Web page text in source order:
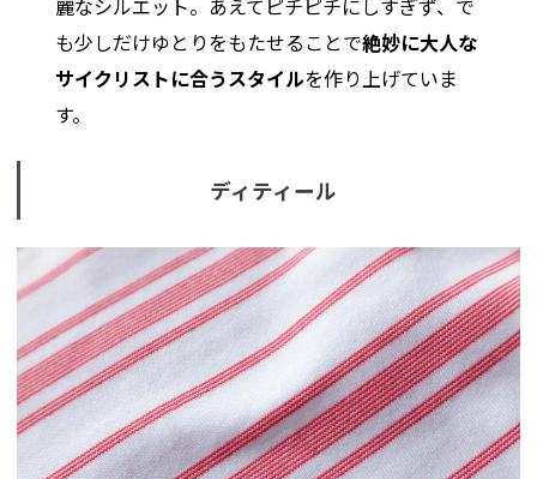
麗なシルエット。あえてピチピチにしすぎず、で
も少しだけゆとりをもたせることで絶妙に大人な
サイクリストに合うスタイルを作り上げていま
す。
ディティール